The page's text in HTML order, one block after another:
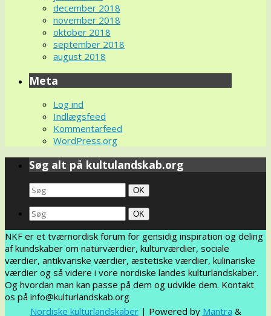
december 2018
november 2018
oktober 2018
september 2018
august 2018
Meta
Log ind
Indlægsfeed
Kommentarfeed
WordPress.org
Søg alt på kultulandskab.org
Search
for:
Søg
OK
Search
for:
Søg
OK
NKF er et tværnordisk forum for gensidig inspiration og deling
af kundskaber om naturværdier, kulturværdier, sociale
værdier, antikvariske værdier, æstetiske værdier, kulinariske
værdier og så videre i vore nordiske landes kulturlandskaber.
Og hvordan man kan passe på dem og udvikle dem. Kontakt
os på info@kulturlandskab.org
Nordiske kulturlandskaber| Powered by Mantra &